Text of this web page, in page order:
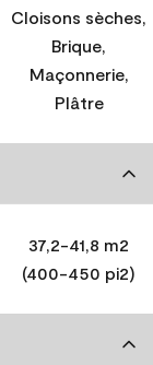
Cloisons sèches,
Brique,
Maçonnerie,
Plâtre
37,2-41,8 m2
(400-450 pi2)